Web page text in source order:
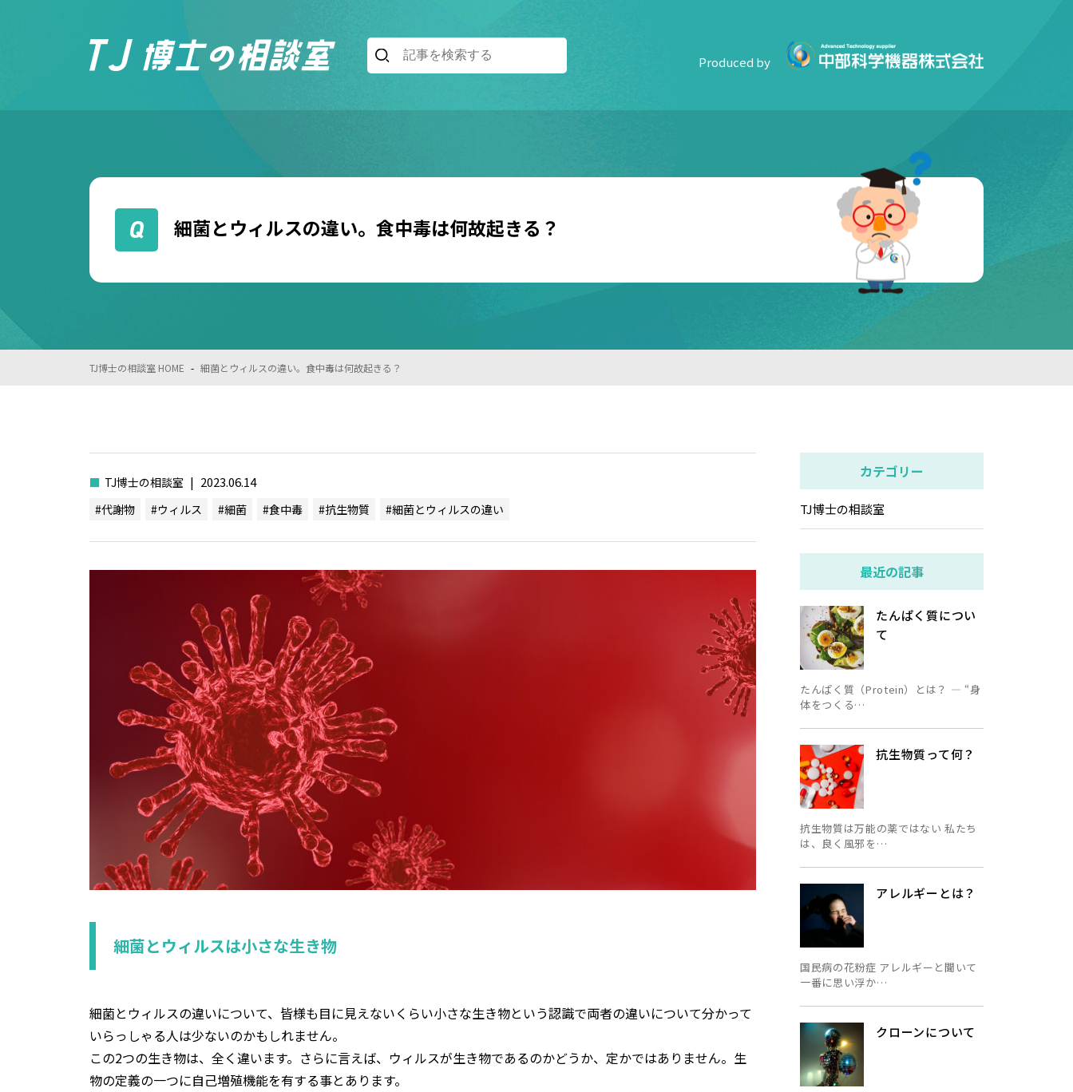
Produced by
細菌とウィルスの違い。食中毒は何故起きる？
TJ博士の相談室 HOME - 細菌とウィルスの違い。食中毒は何故起きる？
■ TJ博士の相談室 | 2023.06.14
#代謝物 #ウィルス #細菌 #食中毒 #抗生物質 #細菌とウィルスの違い
細菌とウィルスは小さな生き物
細菌とウィルスの違いについて、皆様も目に見えないくらい小さな生き物という認識で両者の違いについて分かって
いらっしゃる人は少ないのかもしれません。
この2つの生き物は、全く違います。さらに言えば、ウィルスが生き物であるのかどうか、定かではありません。生
物の定義の一つに自己増殖機能を有する事とあります。
カテゴリー
TJ博士の相談室
最近の記事
たんぱく質につい
て
たんぱく質（Protein）とは？ ― “身
体をつくる…
抗生物質って何？
抗生物質は万能の薬ではない 私たち
は、良く風邪を…
アレルギーとは？
国民病の花粉症 アレルギーと聞いて
一番に思い浮か…
クローンについて